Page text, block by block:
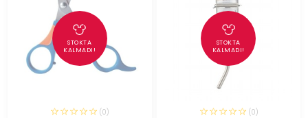
STOKTA
KALMADI!
(0)
STOKTA
KALMADI!
(0)